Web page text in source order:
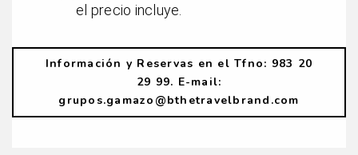
el precio incluye.
Información y Reservas en el Tfno: 983 20
29 99. E-mail:
grupos.gamazo@bthetravelbrand.com